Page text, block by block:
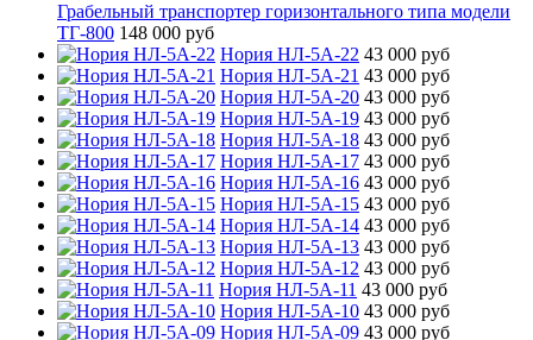
Грабельный транспортер горизонтального типа модели
ТГ-800 148 000 руб
Нория НЛ-5А-22 43 000 руб
Нория НЛ-5А-21 43 000 руб
Нория НЛ-5А-20 43 000 руб
Нория НЛ-5А-19 43 000 руб
Нория НЛ-5А-18 43 000 руб
Нория НЛ-5А-17 43 000 руб
Нория НЛ-5А-16 43 000 руб
Нория НЛ-5А-15 43 000 руб
Нория НЛ-5А-14 43 000 руб
Нория НЛ-5А-13 43 000 руб
Нория НЛ-5А-12 43 000 руб
Нория НЛ-5А-11 43 000 руб
Нория НЛ-5А-10 43 000 руб
Нория НЛ-5А-09 43 000 руб